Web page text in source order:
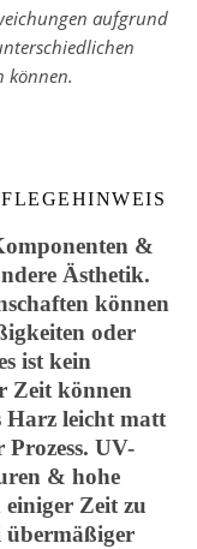
aufgrund
können.
&
Ästhetik.
können
oder
ist kein
Zeit können
Harz leicht matt
UV-
& hohe
Zeit zu
übermäßiger